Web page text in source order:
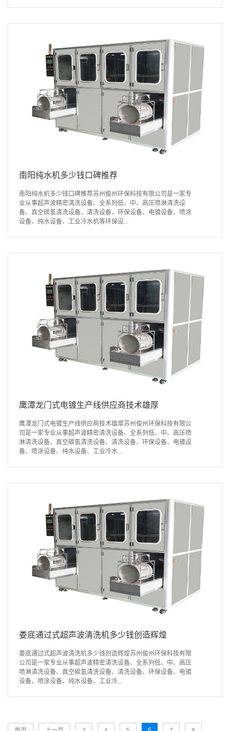
南阳纯水机多少钱口碑推荐
南阳纯水机多少钱口碑推荐苏州俊州环保科技有限公司是一家专
业从事超声波精密清洗设备、全系列低、中、高压喷淋清洗设
备、真空碳氢清洗设备、清洗设备、环保设备、电镀设备、喷涂
设备、纯水设备、工业冷水机等环保设...
鹰潭龙门式电镀生产线供应商技术雄厚
鹰潭龙门式电镀生产线供应商技术雄厚苏州俊州环保科技有限公
司是一家专业从事超声波精密清洗设备、全系列低、中、高压喷
淋清洗设备、真空碳氢清洗设备、清洗设备、环保设备、电镀设
备、喷涂设备、纯水设备、工业冷水...
娄底通过式超声波清洗机多少钱创造辉煌
娄底通过式超声波清洗机多少钱创造辉煌苏州俊州环保科技有限
公司是一家专业从事超声波精密清洗设备、全系列低、中、高压
喷淋清洗设备、真空碳氢清洗设备、清洗设备、环保设备、电镀
设备、喷涂设备、纯水设备、工业冷...